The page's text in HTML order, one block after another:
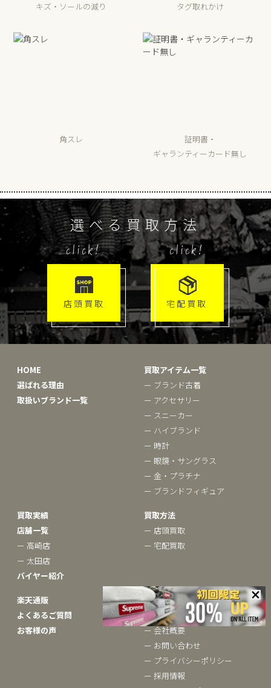
キズ・ソールの減り タグ取れかけ
角スレ
証明書・
ギャランティーカード無し
選べる買取方法
click!
店頭買取
click!
宅配買取
HOME
選ばれる理由
取扱いブランド一覧
買取アイテム一覧
ー ブランド古着
ー アクセサリー
ー スニーカー
ー ハイブランド
ー 時計
ー 眼鏡・サングラス
ー 金・プラチナ
ー ブランドフィギュア
買取実績
店舗一覧
ー 高崎店
ー 太田店
バイヤー紹介
買取方法
ー 店頭買取
ー 宅配買取
楽天通販
よくあるご質問
お客様の声
ベクトルについて
ー ブランドコラム
ー 会社概要
ー お問い合わせ
ー プライバシーポリシー
ー 採用情報